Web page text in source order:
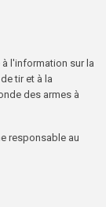
l'information sur la
tir et à la
des armes à
responsable au